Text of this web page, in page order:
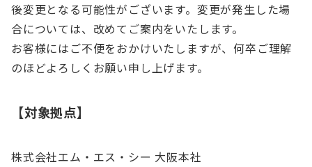
後変更となる可能性がございます。変更が発生した場
合については、改めてご案内をいたします。
お客様にはご不便をおかけいたしますが、何卒ご理解
のほどよろしくお願い申し上げます。
【対象拠点】
株式会社エム・エス・シー 大阪本社